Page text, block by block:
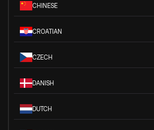
CHINESE
CROATIAN
CZECH
DANISH
DUTCH